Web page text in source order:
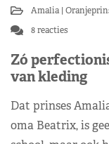
Amalia
8 reacties
Zó
van kleding
Dat prinses
oma Beatrix, is